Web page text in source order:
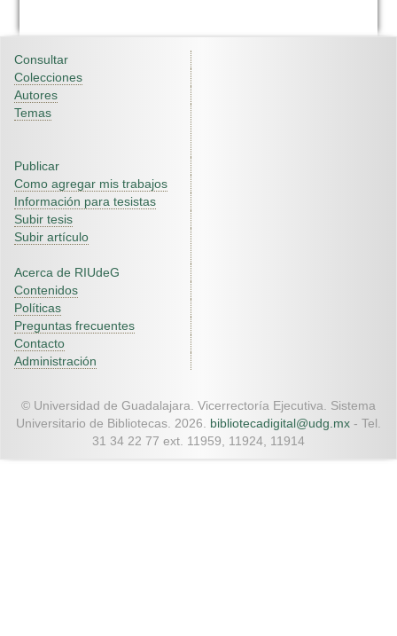
Consultar
Colecciones
Autores
Temas
Publicar
Como agregar mis trabajos
Información para tesistas
Subir tesis
Subir artículo
Acerca de RIUdeG
Contenidos
Políticas
Preguntas frecuentes
Contacto
Administración
© Universidad de Guadalajara. Vicerrectoría Ejecutiva. Sistema
Universitario de Bibliotecas. 2026. bibliotecadigital@udg.mx - Tel.
31 34 22 77 ext. 11959, 11924, 11914